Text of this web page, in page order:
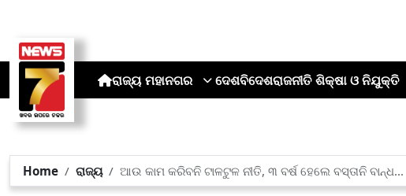
ରାଜ୍ୟ ମହାନଗର ଦେଶବିଦେଶରାଜନୀତି ଶିକ୍ଷା ଓ ନିଯୁକ୍ତି
Home ରାଜ୍ୟ ଆଉ କାମ କରିବନି ଟାଳଟୁଳ ନୀତି, ୩ ବର୍ଷ ହେଲେ ବସ୍ତାନି ବାନ୍ଧ...